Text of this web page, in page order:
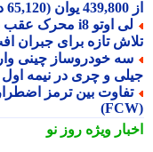
تازه برای جبران
چری در نیمه اول 2026 با رشد سهم بازار جهانی
ویژهروز نو